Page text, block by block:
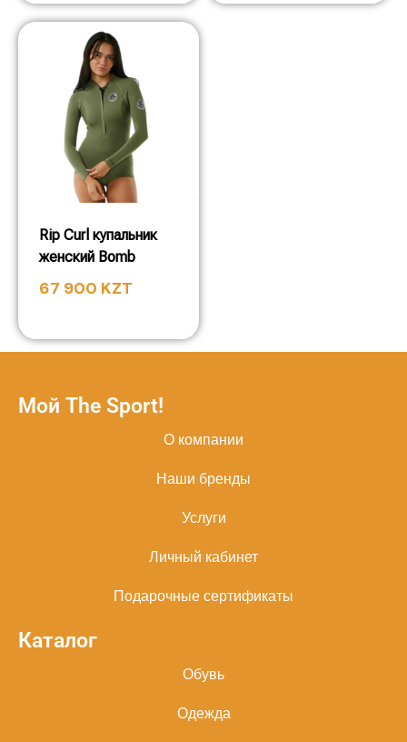
Rip Curl купальник
женский Bomb
67 900 KZT
Мой The Sport!
О компании
Наши бренды
Услуги
Личный кабинет
Подарочные сертификаты
Каталог
Обувь
Одежда